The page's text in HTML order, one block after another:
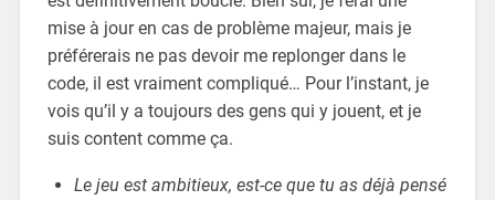
mise à jour en cas de problème majeur, mais je
préférerais ne pas devoir me replonger dans le
code, il est vraiment compliqué… Pour l’instant, je
vois qu’il y a toujours des gens qui y jouent, et je
suis content comme ça.
Le jeu est ambitieux, est-ce que tu as déjà pensé